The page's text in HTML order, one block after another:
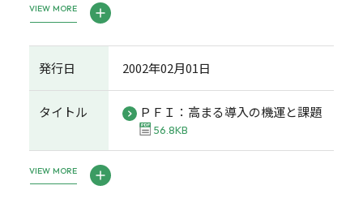
VIEW MORE
発行日 2002年02月01日
タイトル ＰＦＩ：高まる導入の機運と課題
56.8KB
VIEW MORE